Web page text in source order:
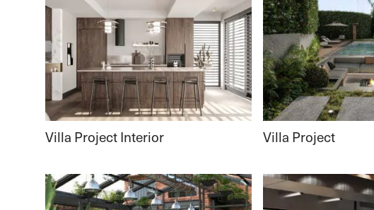
Villa Project Interior Villa Project